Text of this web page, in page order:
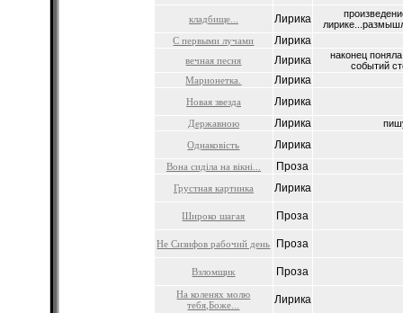
кладбище... Лирика
С первыми лучами
Лирика
вечная песня Лирика
наконец
событий
Марионетка.
Лирика
Новая звезда Лирика
Державною Лирика
Однаковiсть
Лирика
Вона сиділа на вікні... Проза
Грустная картинка Лирика
Широко шагая Проза
Не Сизифов рабочий день Проза
Взломщик Проза
На коленях молю
тебя,Боже...
Лирика